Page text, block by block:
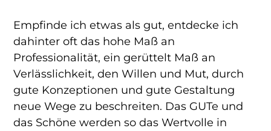
Empfinde ich etwas als gut, entdecke ich
dahinter oft das hohe Maß an
Professionalität, ein gerüttelt Maß an
Verlässlichkeit, den Willen und Mut, durch
gute Konzeptionen und gute Gestaltung
neue Wege zu beschreiten. Das GUTe und
das Schöne werden so das Wertvolle in